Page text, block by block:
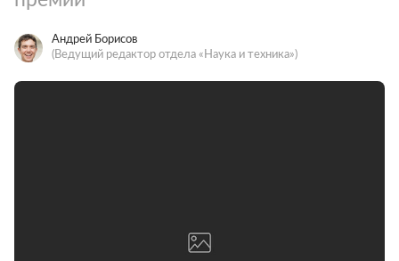
Андрей Борисов
(Ведущий редактор отдела «Наука и техника»)